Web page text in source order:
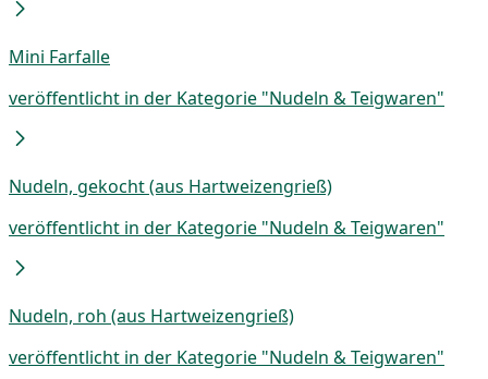
Mini Farfalle
veröffentlicht in der Kategorie "Nudeln & Teigwaren"
Nudeln, gekocht (aus Hartweizengrieß)
veröffentlicht in der Kategorie "Nudeln & Teigwaren"
Nudeln, roh (aus Hartweizengrieß)
veröffentlicht in der Kategorie "Nudeln & Teigwaren"